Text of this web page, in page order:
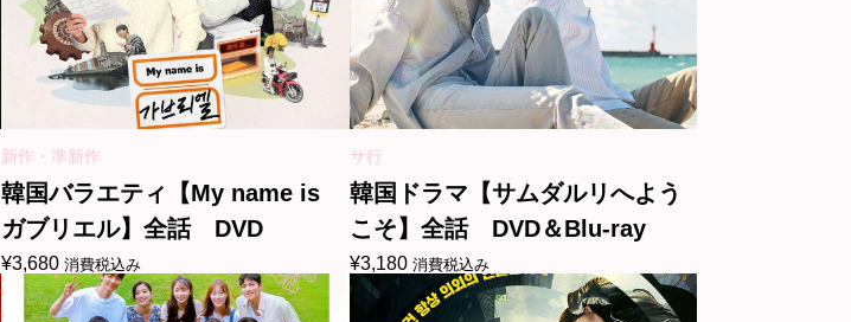
新作・準新作
韓国バラエティ【My name is
ガブリエル】全話 DVD
¥3,680 消費税込み
サ行
韓国ドラマ【サムダルリへよう
こそ】全話 DVD＆Blu-ray
¥3,180 消費税込み